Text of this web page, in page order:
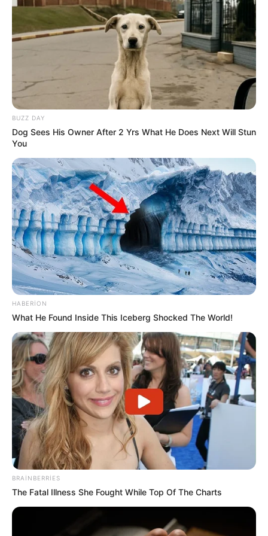
Digər xəbərlər
13:22 / 06 Avqust 2026 SİYASƏT
Prezidentdən Bəxtiyar Aslanbəyli ilə
bağlıSƏRƏNCAM
BUZZ DAY
Dog Sees His Owner After 2 Yrs What He Does Next Will Stun
You
HABERION
What He Found Inside This Iceberg Shocked The World!
BRAINBERRIES
The Fatal Illness She Fought While Top Of The Charts